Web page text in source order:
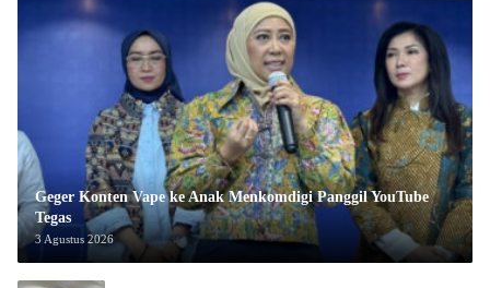
Geger Konten Vape ke Anak Menkomdigi Panggil YouTube
Tegas
3 Agustus 2026